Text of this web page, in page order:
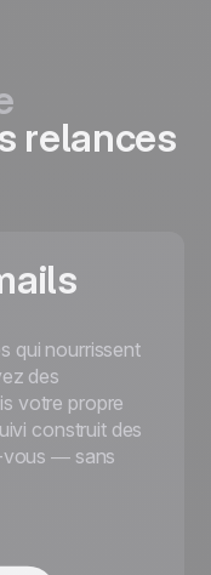
relances
qui nourrissent
des
votre propre
construit des
vous — sans